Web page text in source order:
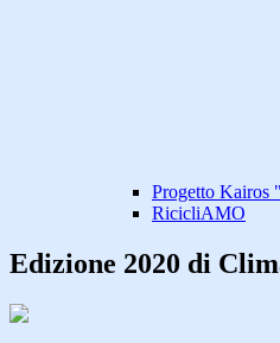
Progetto Kairos
RicicliAMO
Edizione 2020 di